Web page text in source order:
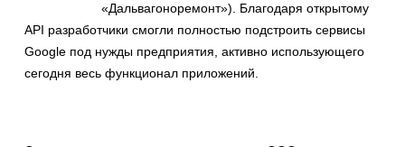
«Дальвагоноремонт»). Благодаря открытому
API разработчики смогли полностью подстроить сервисы
Google под нужды предприятия, активно использующего
сегодня весь функционал приложений.